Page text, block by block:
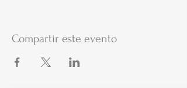
Compartir este evento